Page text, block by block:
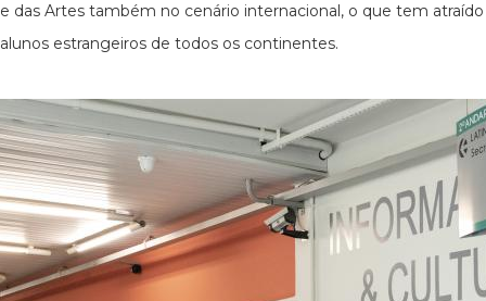
e das Artes também no cenário internacional, o que tem atraído
alunos estrangeiros de todos os continentes.